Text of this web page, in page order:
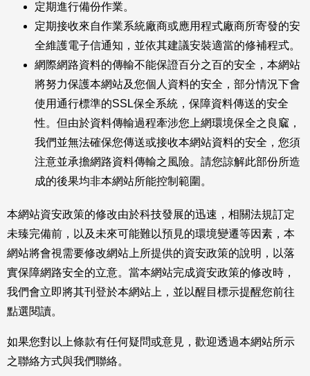
定期進行備份作業。
定期接收來自作業系統廠商或應用程式廠商所寄發的安
全維護電子信通知，並依其建議安裝適當的修補程式。
網際網路資料的傳輸不能保證百分之百的安全，本網站
將努力保護本網站及您個人資料的安全，部分情況下會
使用通行標準的SSL保全系統，保障資料傳送的安全
性。但由於資料傳輸過程牽涉您上網環境保全之良窳，
我們並無法確保您傳送或接收本網站資料的安全，您須
注意並承擔網路資料傳輸之風險。請您諒解此部份所造
成的後果均非本網站所能控制範圍。
本網站資安政策的修改由於科技發展的迅速，相關法規訂定
未臻完備前，以及未來可能難以預見的環境變遷等因素，本
網站將會視需要修改網站上所提供的資安政策的說明，以落
實保障網路安全的立意。當本網站完成資安政策的修改時，
我們會立即將其刊登於本網站上，並以醒目標示提醒您前往
點選閱讀。
如果您對以上條款有任何疑問或意見，歡迎透過本網站所示
之聯絡方式與我們聯絡。